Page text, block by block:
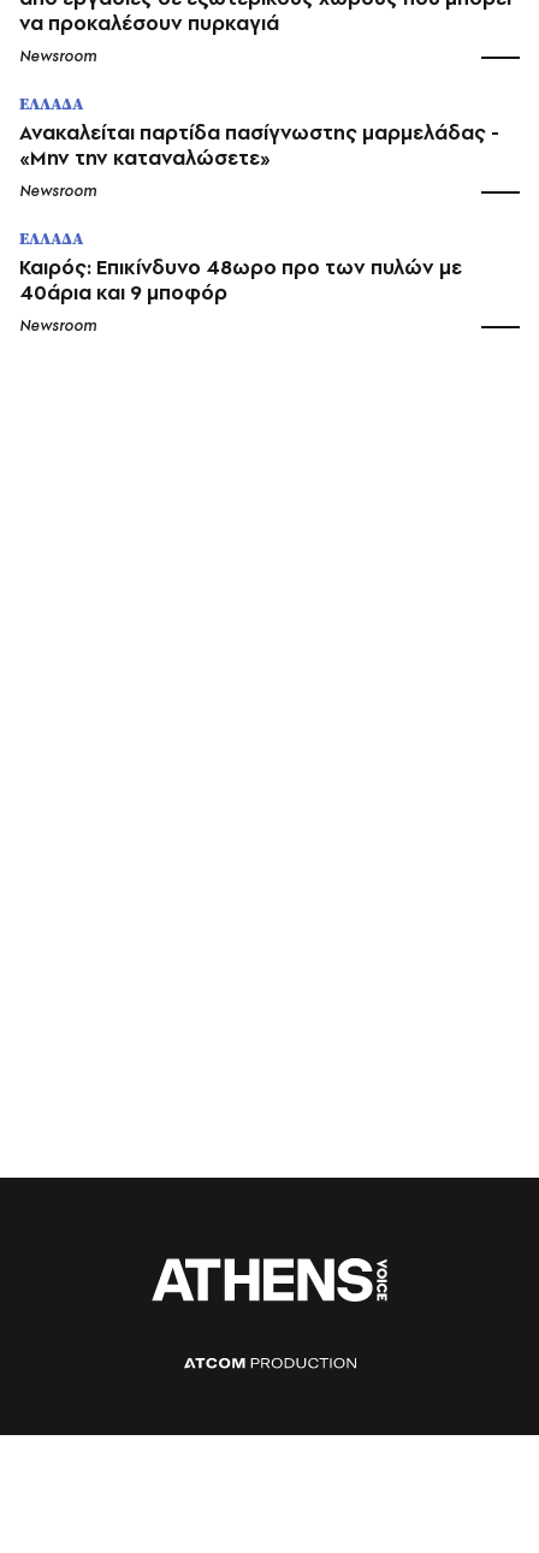
να προκαλέσουν πυρκαγιά
Newsroom
ΕΛΛΑΔΑ
Ανακαλείται παρτίδα πασίγνωστης μαρμελάδας -
«Μην την καταναλώσετε»
Newsroom
ΕΛΛΑΔΑ
Καιρός: Επικίνδυνο 48ωρο προ των πυλών με
40άρια και 9 μποφόρ
Newsroom